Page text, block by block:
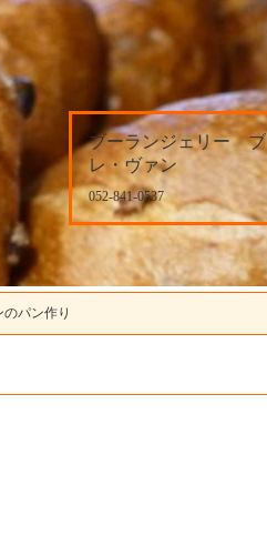
ブーランジェリー ブ
レ・ヴァン
052-841-0537
パン作り